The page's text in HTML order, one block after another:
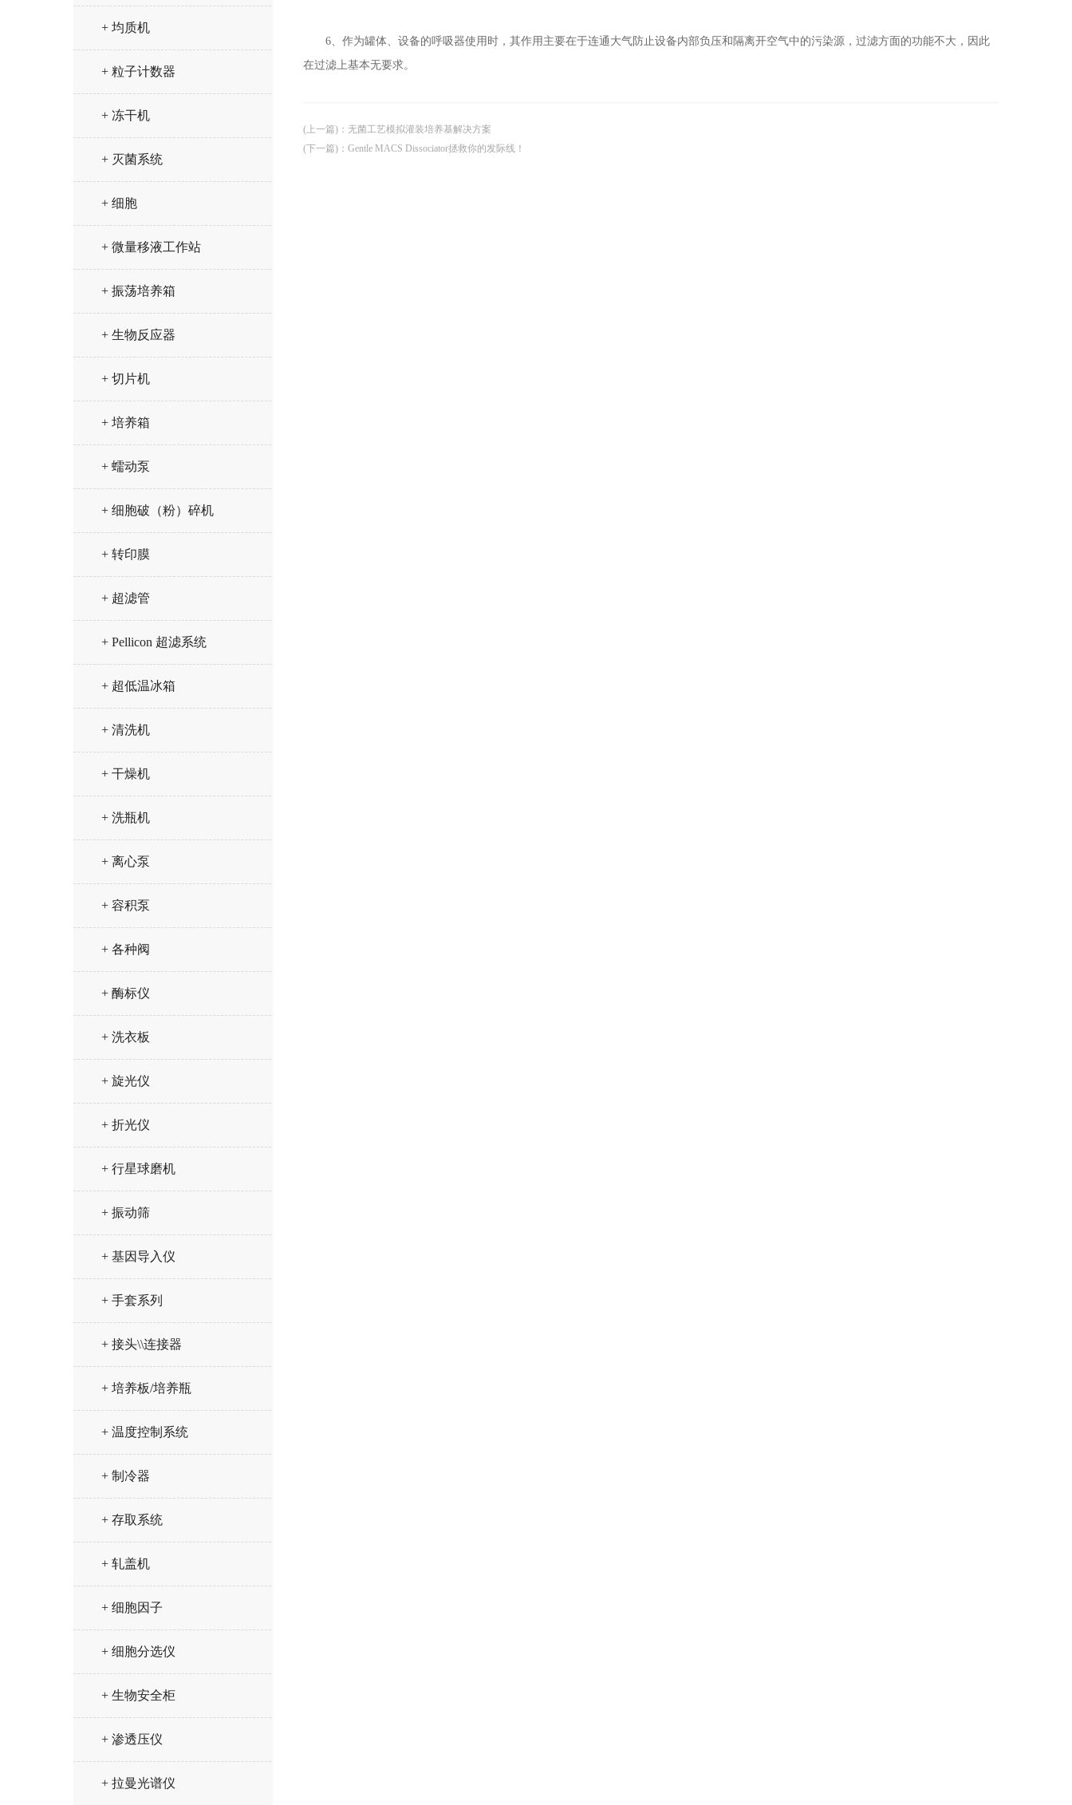
+ 均质机
+ 粒子计数器
+ 冻干机
+ 灭菌系统
+ 细胞
+ 微量移液工作站
+ 振荡培养箱
+ 生物反应器
+ 切片机
+ 培养箱
+ 蠕动泵
+ 细胞破（粉）碎机
+ 转印膜
+ 超滤管
+ Pellicon 超滤系统
+ 超低温冰箱
+ 清洗机
+ 干燥机
+ 洗瓶机
+ 离心泵
+ 容积泵
+ 各种阀
+ 酶标仪
+ 洗衣板
+ 旋光仪
+ 折光仪
+ 行星球磨机
+ 振动筛
+ 基因导入仪
+ 手套系列
+ 接头\\连接器
+ 培养板/培养瓶
+ 温度控制系统
+ 制冷器
+ 存取系统
+ 轧盖机
+ 细胞因子
+ 细胞分选仪
+ 生物安全柜
+ 渗透压仪
+ 拉曼光谱仪
6、作为罐体、设备的呼吸器使用时，其作用主要在于连通大气防止设备内部负压和隔离开空气中的污染源，过滤方面的功能不大，因此
在过滤上基本无要求。
(上一篇) ： 无菌工艺模拟灌装培养基解决方案
(下一篇) ： Gentle MACS Dissociator拯救你的发际线！